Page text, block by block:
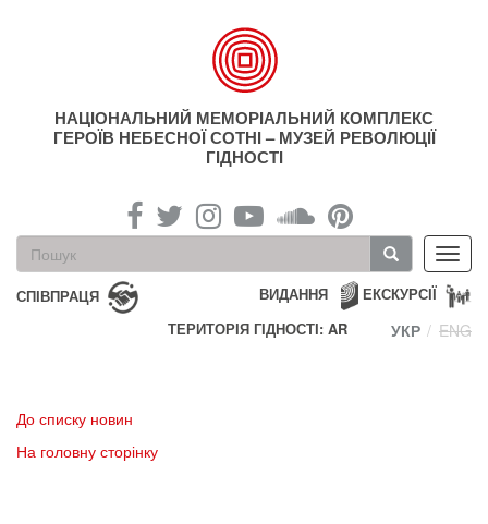
НАЦІОНАЛЬНИЙ МЕМОРІАЛЬНИЙ КОМПЛЕКС
ГЕРОЇВ НЕБЕСНОЇ СОТНІ – МУЗЕЙ РЕВОЛЮЦІЇ
ГІДНОСТІ
Пошукова
форма
Пошук
СПІВПРАЦЯ ЕКСКУРСІЇ
ВИДАННЯ
ТЕРИТОРІЯ ГІДНОСТІ: AR
УКР ENG
До списку новин
На головну сторінку